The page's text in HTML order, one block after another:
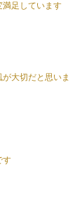
満足しています
大切だと思いま
す